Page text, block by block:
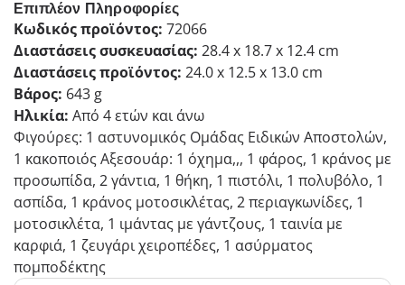
Επιπλέον Πληροφορίες
Κωδικός προϊόντος: 72066
Διαστάσεις συσκευασίας: 28.4 x 18.7 x 12.4 cm
Διαστάσεις προϊόντος: 24.0 x 12.5 x 13.0 cm
Βάρος: 643 g
Ηλικία: Από 4 ετών και άνω
Φιγούρες: 1 αστυνομικός Ομάδας Ειδικών Αποστολών,
1 κακοποιός Αξεσουάρ: 1 όχημα,,, 1 φάρος, 1 κράνος με
προσωπίδα, 2 γάντια, 1 θήκη, 1 πιστόλι, 1 πολυβόλο, 1
ασπίδα, 1 κράνος μοτοσικλέτας, 2 περιαγκωνίδες, 1
μοτοσικλέτα, 1 ιμάντας με γάντζους, 1 ταινία με
καρφιά, 1 ζευγάρι χειροπέδες, 1 ασύρματος
πομποδέκτης